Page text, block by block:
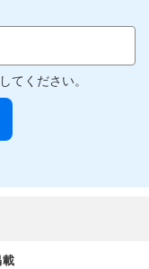
てください。
載